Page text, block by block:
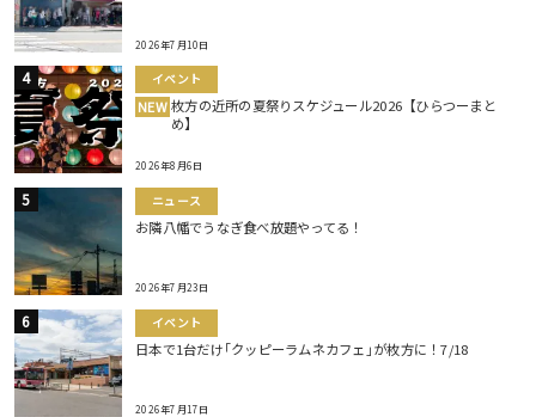
2026年7月10日
イベント
NEW 枚方の近所の夏祭りスケジュール2026【ひらつーまと
め】
2026年8月6日
ニュース
お隣八幡でうなぎ食べ放題やってる！
2026年7月23日
イベント
日本で1台だけ｢クッピーラムネカフェ｣が枚方に！7/18
2026年7月17日